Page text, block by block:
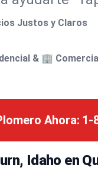
Justos y Claros
& 🏢
Ahora: 1-
Idaho en